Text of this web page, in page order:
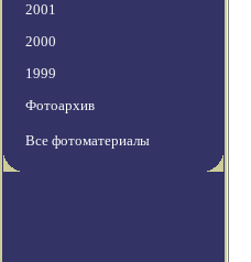
2001
2000
1999
Фотоархив
Все фотоматериалы